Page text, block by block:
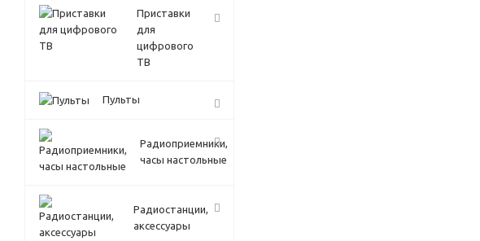
Приставки
для
цифрового
ТВ
Пульты
Радиоприемники,
часы настольные
Радиостанции,
аксессуары